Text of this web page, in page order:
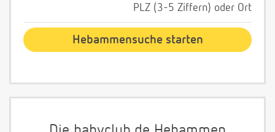
PLZ (3-5 Ziffern) oder Ort